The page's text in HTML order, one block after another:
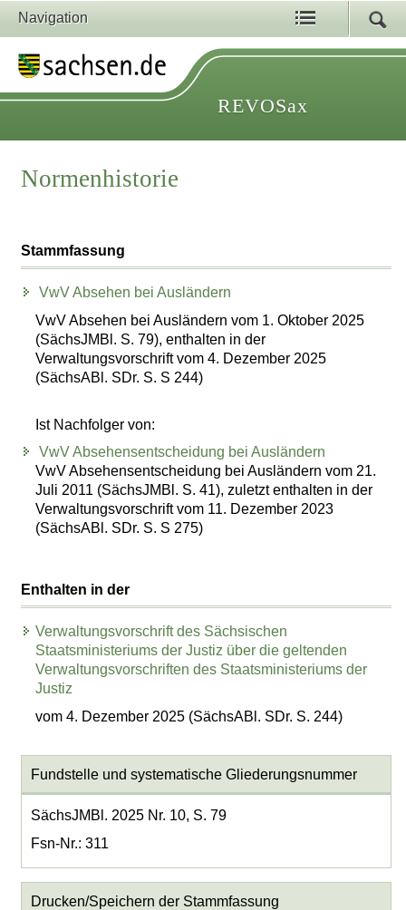
Navigation
REVOSax
Normenhistorie
Stammfassung
VwV Absehen bei Ausländern
VwV Absehen bei Ausländern vom 1. Oktober 2025
(SächsJMBl. S. 79), enthalten in der
Verwaltungsvorschrift vom 4. Dezember 2025
(SächsABl. SDr. S. S 244)
Ist Nachfolger von:
VwV Absehensentscheidung bei Ausländern
VwV Absehensentscheidung bei Ausländern vom 21.
Juli 2011 (SächsJMBl. S. 41), zuletzt enthalten in der
Verwaltungsvorschrift vom 11. Dezember 2023
(SächsABl. SDr. S. S 275)
Enthalten in der
Verwaltungsvorschrift des Sächsischen
Staatsministeriums der Justiz über die geltenden
Verwaltungsvorschriften des Staatsministeriums der
Justiz
vom 4. Dezember 2025 (SächsABl. SDr. S. 244)
Fundstelle und systematische Gliederungsnummer
SächsJMBl. 2025 Nr. 10, S. 79
Fsn-Nr.: 311
Drucken/Speichern der Stammfassung